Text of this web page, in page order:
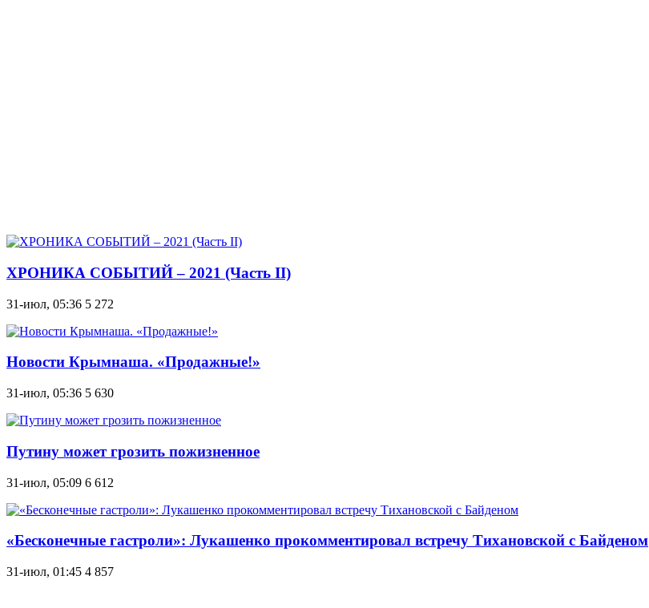
ХРОНИКА СОБЫТИЙ – 2021 (Часть II)
31-июл, 05:36 5 272
Новости Крымнаша. «Продажные!»
31-июл, 05:36 5 630
Путину может грозить пожизненное
31-июл, 05:09 6 612
«Бесконечные гастроли»: Лукашенко прокомментировал встречу Тихановской с Байденом
31-июл, 01:45 4 857